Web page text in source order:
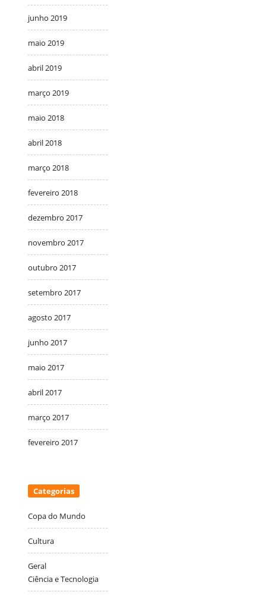
junho 2019
maio 2019
abril 2019
março 2019
maio 2018
abril 2018
março 2018
fevereiro 2018
dezembro 2017
novembro 2017
outubro 2017
setembro 2017
agosto 2017
junho 2017
maio 2017
abril 2017
março 2017
fevereiro 2017
Categorias
Copa do Mundo
Cultura
Geral
Ciência e Tecnologia